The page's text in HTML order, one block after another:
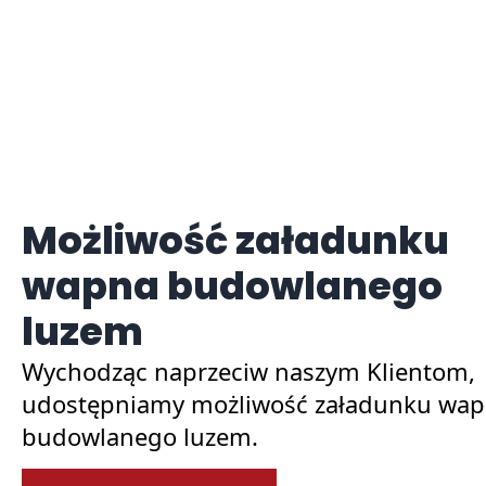
Możliwość załadunku
wapna budowlanego
luzem
Wychodząc naprzeciw naszym Klientom,
udostępniamy możliwość załadunku
budowlanego luzem.